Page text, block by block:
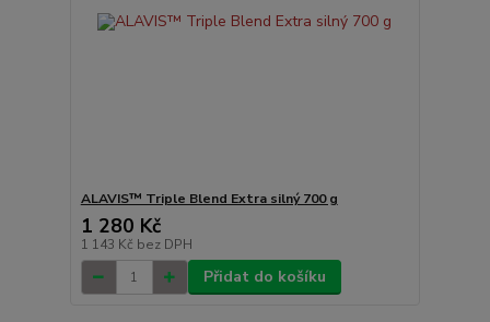
ALAVIS™ Triple Blend Extra silný 700 g
1 280 Kč
1 143 Kč bez DPH
Přidat do košíku